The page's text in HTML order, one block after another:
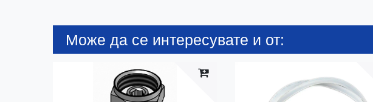
Може да се интересувате и от: